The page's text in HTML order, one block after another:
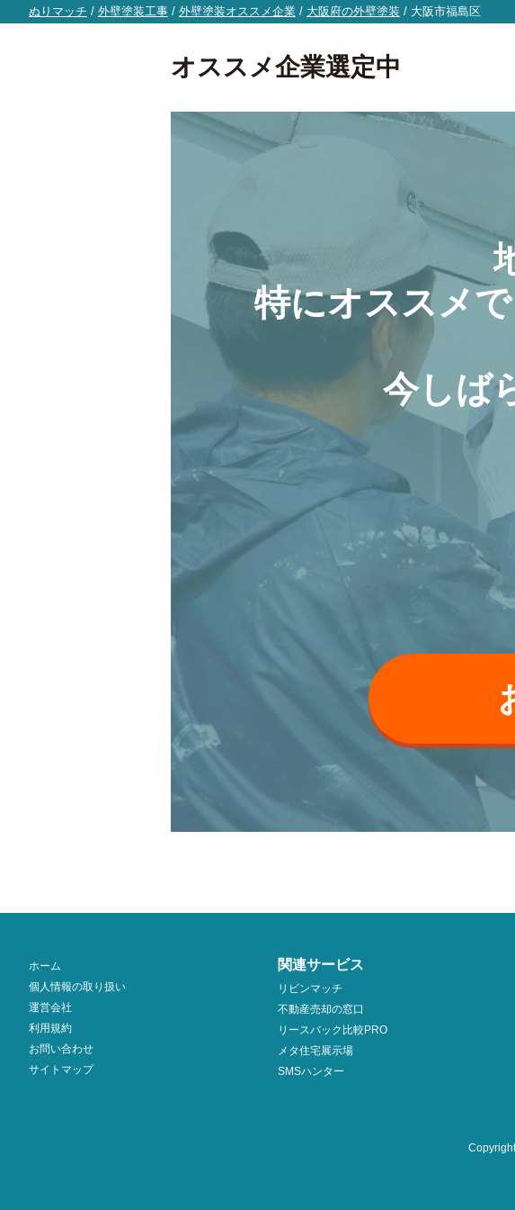
ぬりマッチ / 外壁塗装工事 / 外壁塗装オススメ企業 / 大阪府の外壁塗装 / 大阪市福島区
オススメ企業選定中
特にオススメ
今しば
ホーム
個人情報の取り扱い
運営会社
利用規約
お問い合わせ
サイトマップ
関連サービス
リビンマッチ
不動産売却の窓口
リースバック比較PRO
メタ住宅展示場
SMSハンター